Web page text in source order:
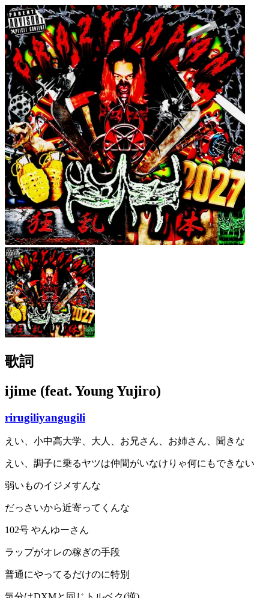
歌詞
ijime (feat. Young Yujiro)
rirugiliyangugili
えい、小中高大学、大人、お兄さん、お姉さん、聞きな
えい、調子に乗るヤツは仲間がいなけりゃ何にもできない
弱いものイジメすんな
だっさいから近寄ってくんな
102号 やんゆーさん
ラップがオレの稼ぎの手段
普通にやってるだけのに特別